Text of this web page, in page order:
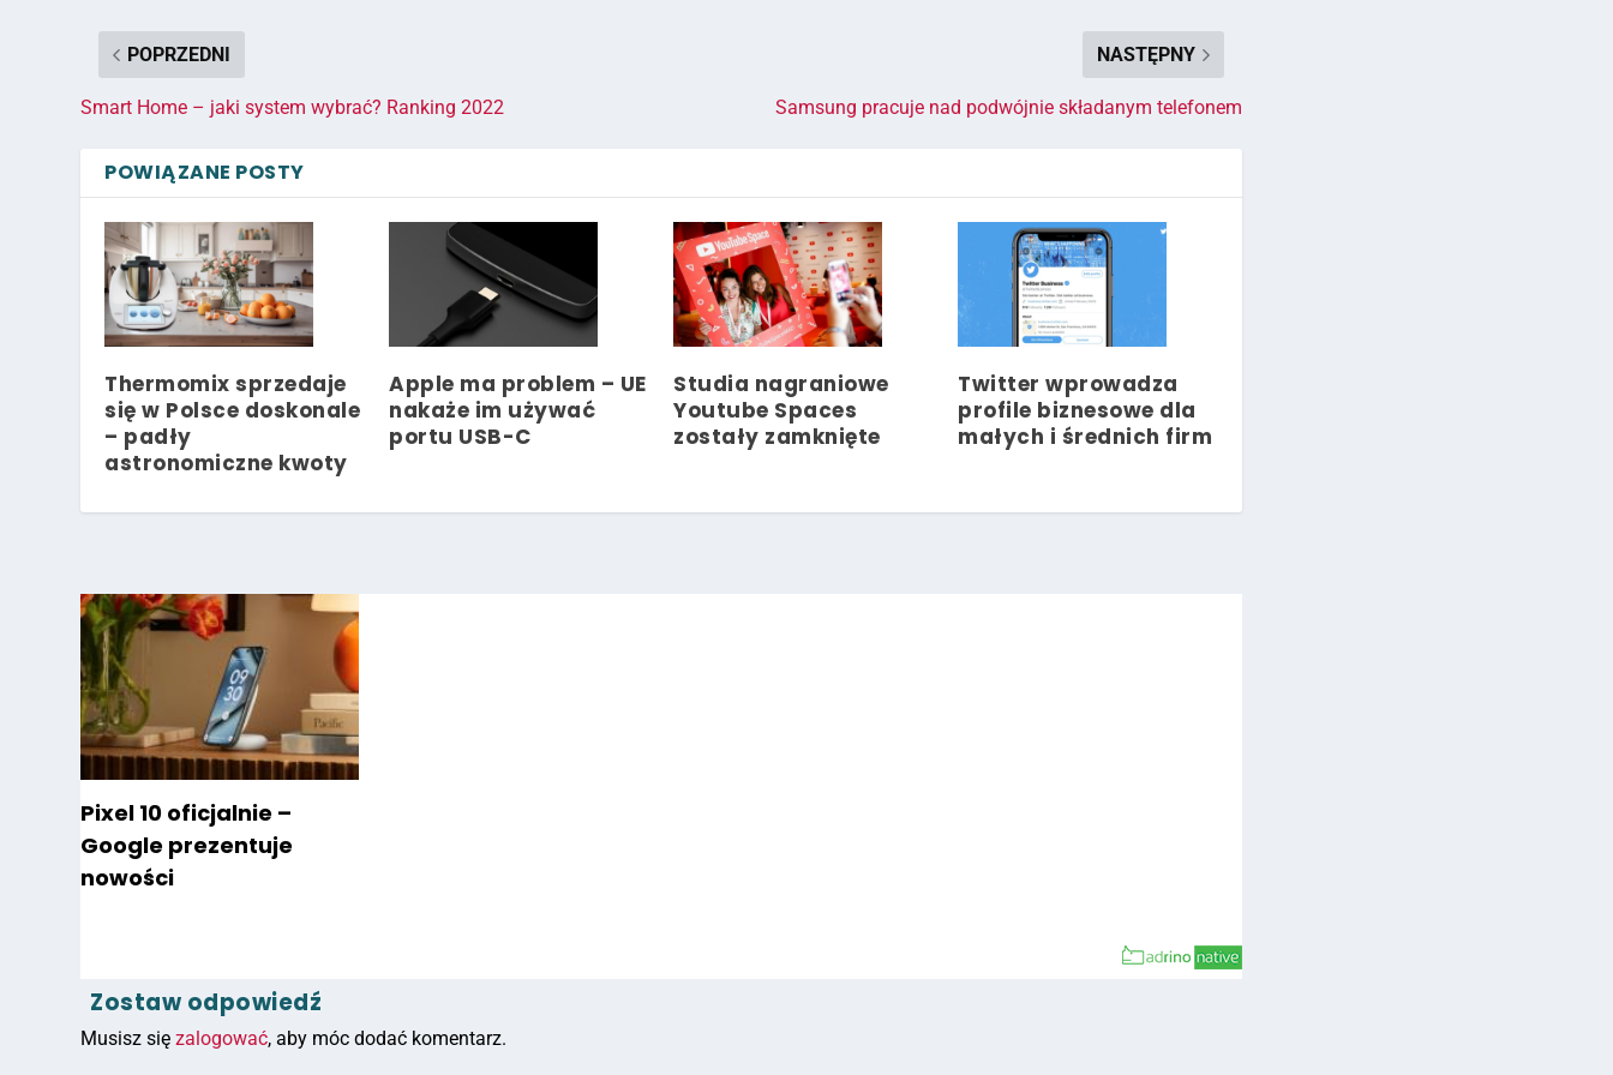
POPRZEDNI
Smart Home – jaki system wybrać? Ranking 2022
NASTĘPNY
Samsung pracuje nad podwójnie składanym telefonem
POWIĄZANE POSTY
Thermomix sprzedaje
się w Polsce doskonale
– padły
astronomiczne kwoty
Apple ma problem – UE
nakaże im używać
portu USB-C
Studia nagraniowe
Youtube Spaces
zostały zamknięte
Twitter wprowadza
profile biznesowe dla
małych i średnich firm
Pixel 10 oficjalnie –
Google prezentuje
nowości
Zostaw odpowiedź
Musisz sięzalogować, aby móc dodać komentarz.